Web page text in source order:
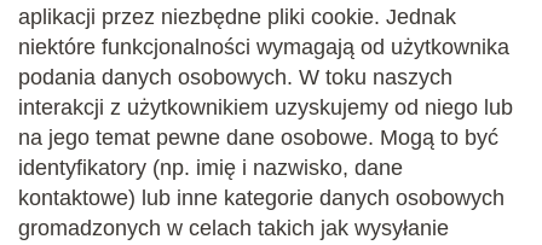
aplikacji przez niezbędne pliki cookie. Jednak
niektóre funkcjonalności wymagają od użytkownika
podania danych osobowych. W toku naszych
interakcji z użytkownikiem uzyskujemy od niego lub
na jego temat pewne dane osobowe. Mogą to być
identyfikatory (np. imię i nazwisko, dane
kontaktowe) lub inne kategorie danych osobowych
gromadzonych w celach takich jak wysyłanie